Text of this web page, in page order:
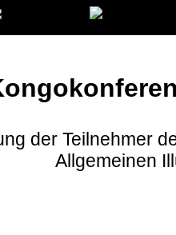
der Teilnehmer
Allgemeinen